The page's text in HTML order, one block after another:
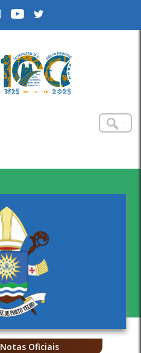
Notas Oficiais